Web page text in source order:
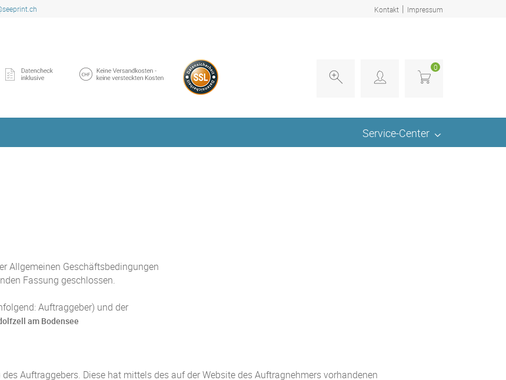
Kontakt | Impressum
0
Service-Center
Allgemeinen Geschäftsbedingungen
Fassung geschlossen.
Auftraggeber) und der
am Bodensee
Auftraggebers. Diese hat mittels des auf der Website des Auftragnehmers vorhandenen